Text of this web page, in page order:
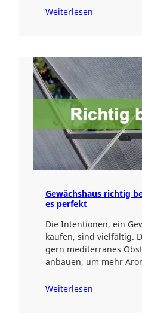
Weiterlesen
Gewächshaus richtig
es perfekt
Die Intentionen, ein
kaufen, sind vielfältig.
gern mediterranes
anbauen, um mehr
Weiterlesen